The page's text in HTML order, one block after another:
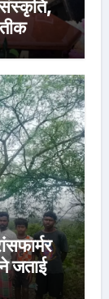
संस्कृति,
जताई